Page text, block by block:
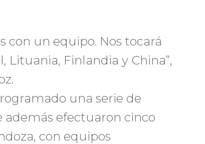
con un equipo. Nos tocará
Lituania, Finlandia y China”,
una serie de
efectuaron cinco
con equipos